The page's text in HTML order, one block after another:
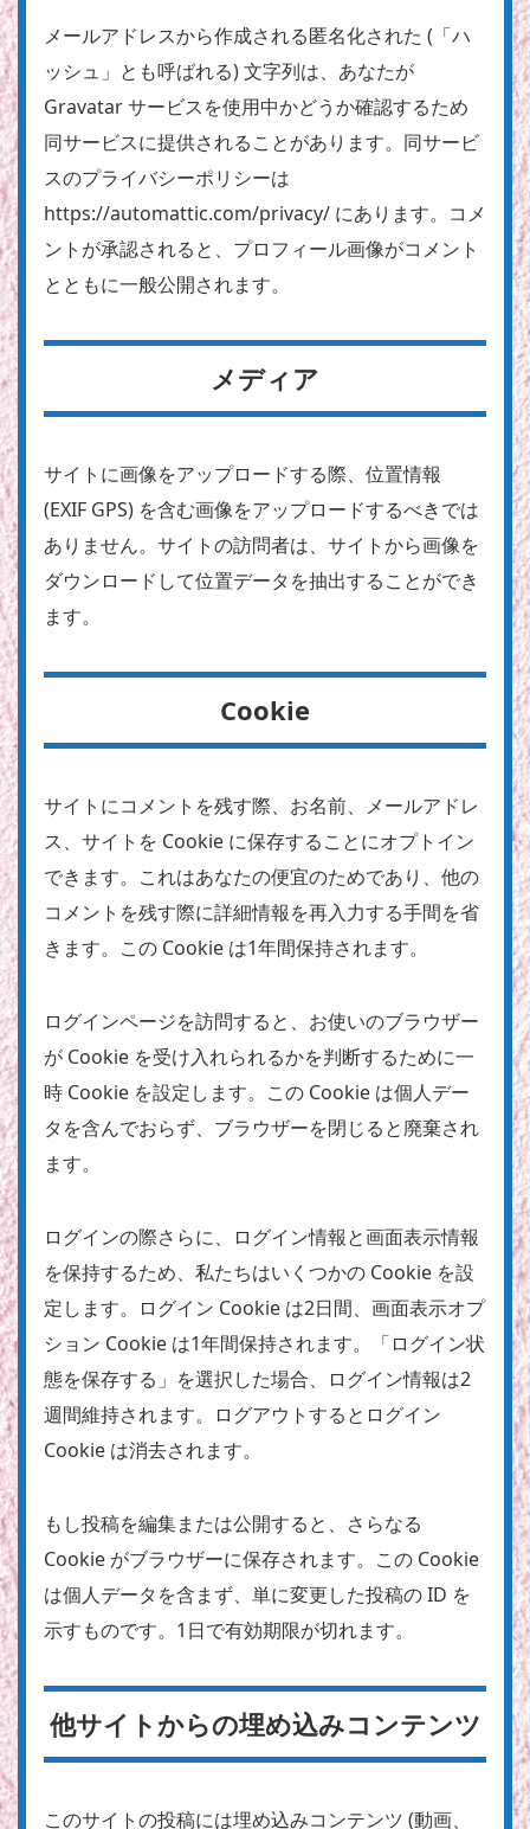
メールアドレスから作成される匿名化された (「ハ
ッシュ」とも呼ばれる) 文字列は、あなたが
Gravatar サービスを使用中かどうか確認するため
同サービスに提供されることがあります。同サービ
スのプライバシーポリシーは
https://automattic.com/privacy/ にあります。コメ
ントが承認されると、プロフィール画像がコメント
とともに一般公開されます。
メディア
サイトに画像をアップロードする際、位置情報
(EXIF GPS) を含む画像をアップロードするべきでは
ありません。サイトの訪問者は、サイトから画像を
ダウンロードして位置データを抽出することができ
ます。
Cookie
サイトにコメントを残す際、お名前、メールアドレ
ス、サイトを Cookie に保存することにオプトイン
できます。これはあなたの便宜のためであり、他の
コメントを残す際に詳細情報を再入力する手間を省
きます。この Cookie は1年間保持されます。
ログインページを訪問すると、お使いのブラウザー
が Cookie を受け入れられるかを判断するために一
時 Cookie を設定します。この Cookie は個人デー
タを含んでおらず、ブラウザーを閉じると廃棄され
ます。
ログインの際さらに、ログイン情報と画面表示情報
を保持するため、私たちはいくつかの Cookie を設
定します。ログイン Cookie は2日間、画面表示オプ
ション Cookie は1年間保持されます。「ログイン状
態を保存する」を選択した場合、ログイン情報は2
週間維持されます。ログアウトするとログイン
Cookie は消去されます。
もし投稿を編集または公開すると、さらなる
Cookie がブラウザーに保存されます。この Cookie
は個人データを含まず、単に変更した投稿の ID を
示すものです。1日で有効期限が切れます。
他サイトからの埋め込みコンテンツ
このサイトの投稿には埋め込みコンテンツ (動画、